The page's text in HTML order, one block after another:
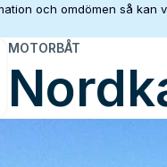
och omdömen så kan
MOTORBÅT